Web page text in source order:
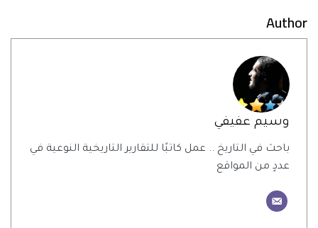
Author
وسيم عفيفي
باحث في التاريخ .. عمل كاتبًا للتقارير التاريخية النوعية في
عددٍ من المواقع